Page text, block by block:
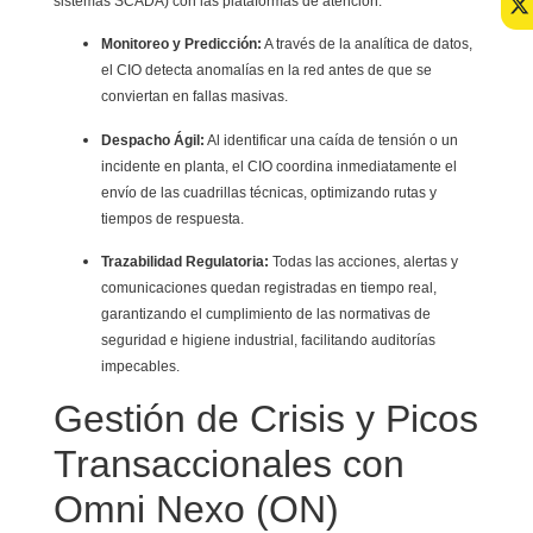
Monitoreo y Predicción: A través de la analítica de datos,
el CIO detecta anomalías en la red antes de que se
conviertan en fallas masivas.
Despacho Ágil: Al identificar una caída de tensión o un
incidente en planta, el CIO coordina inmediatamente el
envío de las cuadrillas técnicas, optimizando rutas y
tiempos de respuesta.
Trazabilidad Regulatoria: Todas las acciones, alertas y
comunicaciones quedan registradas en tiempo real,
garantizando el cumplimiento de las normativas de
seguridad e higiene industrial, facilitando auditorías
impecables.
Gestión de Crisis y Picos
Transaccionales con
Omni Nexo (ON)